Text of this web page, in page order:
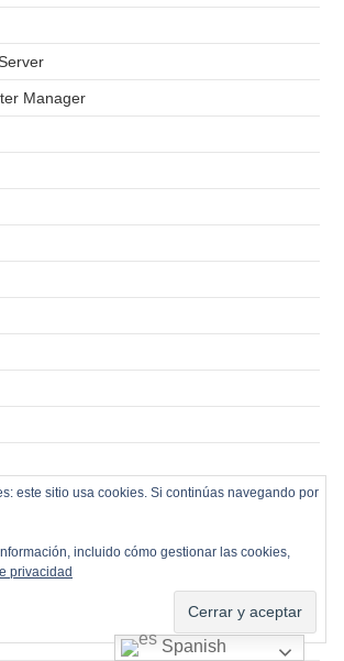
Manager
Spanish
este sitio usa cookies. Si continúas navegando por
incluido cómo gestionar las cookies,
privacidad